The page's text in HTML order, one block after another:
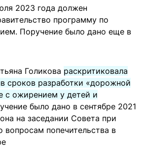
2023 года должен
программу по
Поручение было дано еще в
Голикова раскритиковала
сроков разработки «дорожной
с ожирением у детей и
было дано в сентябре 2021
на заседании Совета при
вопросам попечительства в